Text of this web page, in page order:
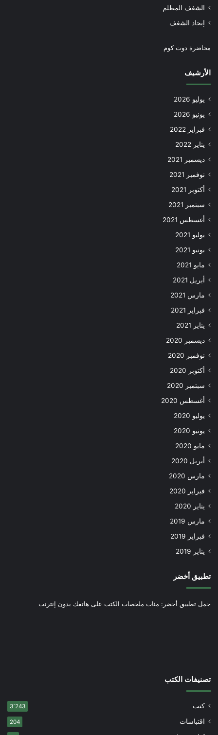
الشغف المظلم
إيجاد الشغف
محاضرة دوت كوم
الأرشيف
يوليو 2026
يونيو 2026
فبراير 2022
يناير 2022
ديسمبر 2021
نوفمبر 2021
أكتوبر 2021
سبتمبر 2021
أغسطس 2021
يوليو 2021
يونيو 2021
مايو 2021
أبريل 2021
مارس 2021
فبراير 2021
يناير 2021
ديسمبر 2020
نوفمبر 2020
أكتوبر 2020
سبتمبر 2020
أغسطس 2020
يوليو 2020
يونيو 2020
مايو 2020
أبريل 2020
مارس 2020
فبراير 2020
يناير 2020
مارس 2019
فبراير 2019
يناير 2019
تطبيق أخضر
حمل تطبيق أخضر: مئات ملخصات الكتب على هاتفك بدون إنترنت
تصنيفات الكتب
كتب 3٬243
اقتباسات 204